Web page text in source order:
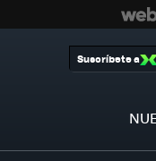
Suscríbete a